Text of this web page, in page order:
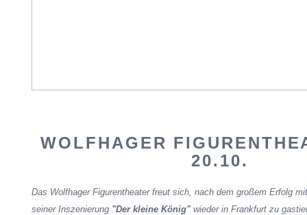
WOLFHAGER
20.10.
Das Wolfhager Figurentheater freut sich, nach dem großem Erfolg
seiner Inszenierung "Der kleine König"wieder in Frankfurt zu